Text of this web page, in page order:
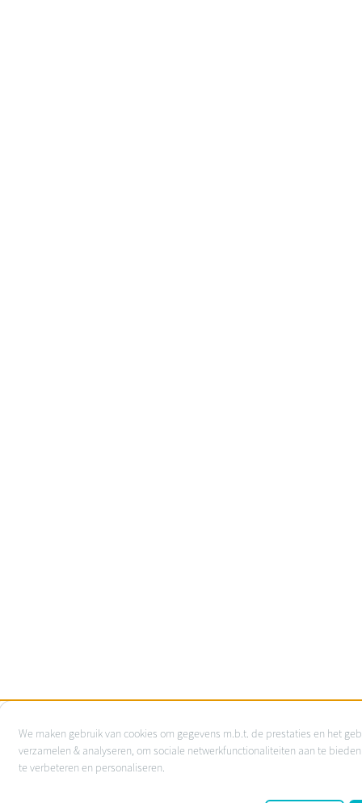
Gebruik
van
persoonsgegevens
We maken gebruik van cookies om gegevens m.b.t. de prestaties en het
verzamelen & analyseren, om sociale netwerkfunctionaliteiten aan te
te verbeteren en personaliseren.